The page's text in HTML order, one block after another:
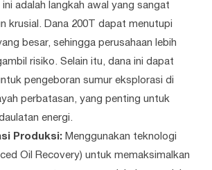
ini adalah langkah awal yang sangat
krusial. Dana 200T dapat menutupi
besar, sehingga perusahaan lebih
risiko. Selain itu, dana ini dapat
pengeboran sumur eksplorasi di
perbatasan, yang penting untuk
energi.
Produksi: Menggunakan teknologi
Oil Recovery) untuk memaksimalkan